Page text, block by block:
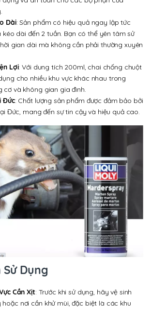
Dài: Sản phẩm có hiệu quả ngay lập tức
kéo dài đến 2 tuần. Bạn có thể yên tâm sử
gian dài mà không cần phải thường xuyên
Lợi: Với dung tích 200ml, chai chống chuột
cho nhiều khu vực khác nhau trong
cơ và không gian gia đình.
Đức: Chất lượng sản phẩm được đảm bảo bởi
Đức, mang đến sự tin cậy và hiệu quả cao.
Dụng
Cần Xịt: Trước khi sử dụng, hãy vệ sinh
nơi cần khử mùi, đặc biệt là các khu